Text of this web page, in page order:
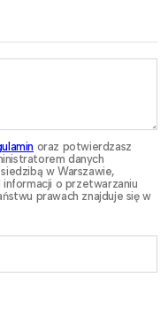
oraz potwierdzasz
danych
w Warszawie,
o przetwarzaniu
prawach znajduje się w